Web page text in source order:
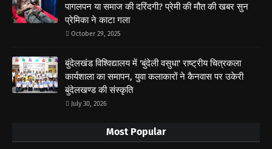
पागलपन या समाज की दरिंदगी? प्रेमी की मौत की खबर सुन
प्रेमिका ने काटा गला
October 29, 2025
बुंदेलखंड विश्विद्यालय में 'बुंदेली वसुधा' राष्ट्रीय चित्रकला
कार्यशाला का समापन, युवा कलाकारों ने कैनवास पर उकेरी
बुंदेलखण्ड की संस्कृति
July 30, 2026
Most Popular